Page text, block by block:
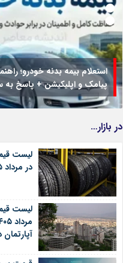
استعلام بیمه بدنه خودرو؛
پیامک و اپلیکیشن + پاسخ به
در بازار…
لیست
در مرداد ۱۴۰۵
لیست